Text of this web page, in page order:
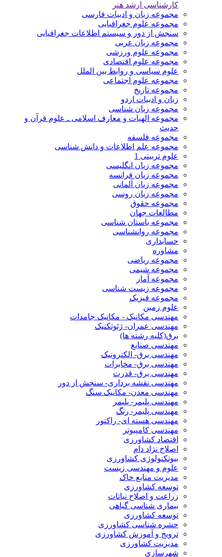
کارشناسی ارشد هنر
مجموعه زبان و ادبیات فارسی
مجموعه علوم جغرافیایی
سنجش از دور و سیستم اطلاعات جغرافیایی
مجموعه زبان عربی
مجموعه علوم ورزشی
مجموعه علوم اقتصادی
علوم سیاسی و روابط بین الملل
مجموعه علوم اجتماعی
مجموعه تاریخ
زبان و ادبیات اردو
مجموعه زبان شناسی
مجموعه الهیات و معارف اسلامی ـ علوم قرآن و
حدیث
مجموعه فلسفه
مجموعه علم اطلاعات و دانش شناسی
علوم تربیتی 1
مجموعه زبان انگلیسی
مجموعه زبان فرانسه
مجموعه زبان آلمانی
مجموعه زبان روسی
مجموعه حقوق
مطالعات جهان
مجموعه باستان شناسی
مجموعه روانشناسی
حسابداری
مشاوره
مجموعه ریاضی
مجموعه شیمی
مجموعه آمار
مجموعه زیست شناسی
مجموعه فیزیک
علوم زمین
مهندسی مکانیک - مکانیک جامدات
مهندسی عمران- ژئوتکنیک
برق(کلیه رشته ها)
مهندسی صنایع
مهندسی برق- الکترونیک
مهندسی برق- مخابرات
مهندسی برق- قدرت
مهندسی نقشه برداری- سنجش از دور
مهندسی معدن- مکانیک سنگ
مهندسی پلیمر- پلیمر
مهندسی پلیمر- رنگ
مهندسی هسته ای- راکتور
مهندسی کامپیوتر
اقتصاد کشاورزی
اصلاح نژاد دام
بیوتکنولوژی کشاورزی
علوم و مهندسی زیست
مدیریت منابع خاک
توسعه کشاورزی
زراعت و اصلاح نباتات
بیماری شناسی گیاهی
توسعه کشاورزی
حشره شناسی کشاورزی
ترویج و آموزش کشاورزی
مدیریت کشاورزی
شهرسازی